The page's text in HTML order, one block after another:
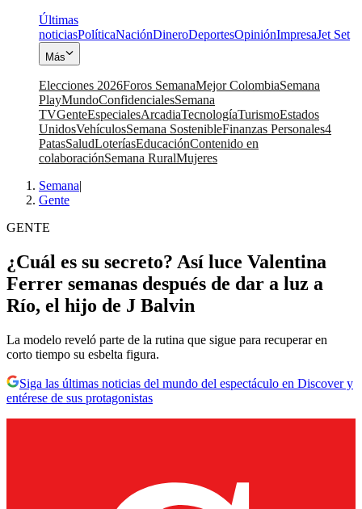
Últimas
noticiasPolíticaNaciónDineroDeportesOpiniónImpresaJet Set
Más
Elecciones 2026Foros SemanaMejor ColombiaSemana
PlayMundoConfidencialesSemana
TVGenteEspecialesArcadiaTecnologíaTurismoEstados
UnidosVehículosSemana SostenibleFinanzas Personales4
PatasSaludLoteríasEducaciónContenido en
colaboraciónSemana RuralMujeres
Semana|
Gente
GENTE
¿Cuál es su secreto? Así luce Valentina
Ferrer semanas después de dar a luz a
Río, el hijo de J Balvin
La modelo reveló parte de la rutina que sigue para recuperar en
corto tiempo su esbelta figura.
Siga las últimas noticias del mundo del espectáculo en Discover y
entérese de sus protagonistas